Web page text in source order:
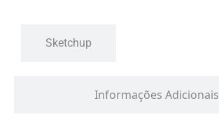
Informações Adicionais
Sketchup